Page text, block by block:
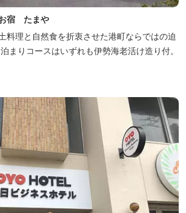
宿 たまや
料理と自然食を折衷させた港町ならではの迫
まりコースはいずれも伊勢海老活け造り付。